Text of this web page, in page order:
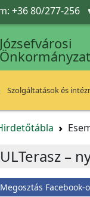
+36 80/277-256
Józsefvárosi
Önkormányzat
Szolgáltatások és
–
Megosztás Facebook-